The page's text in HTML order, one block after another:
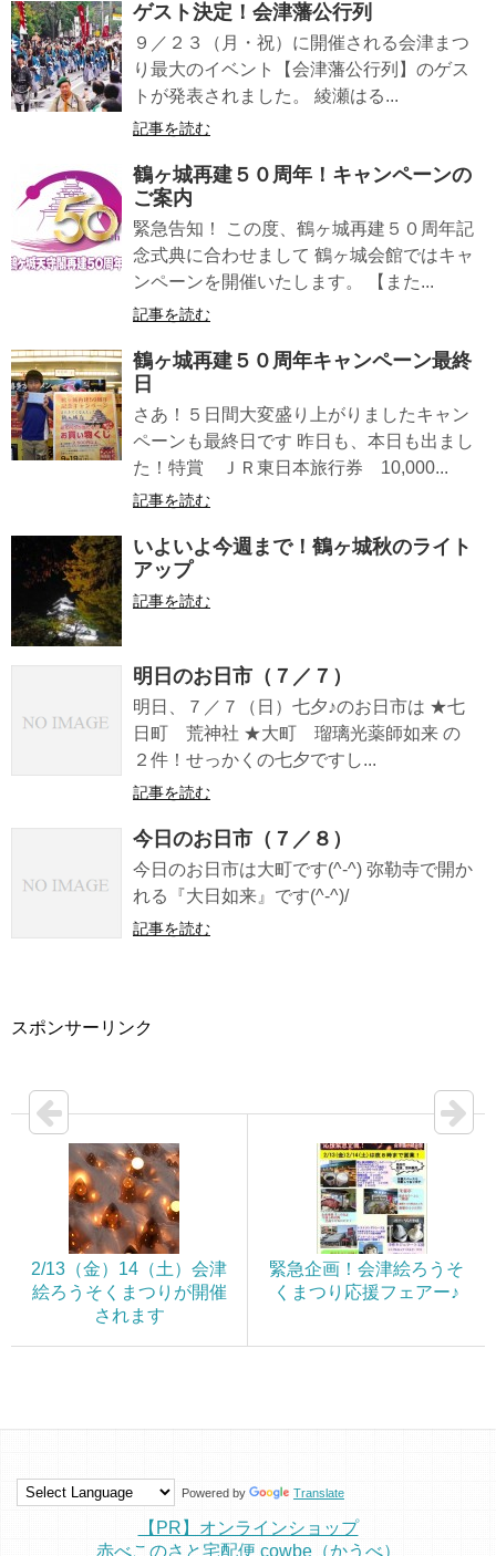
ゲスト決定！会津藩公行列
９／２３（月・祝）に開催される会津まつ
り最大のイベント【会津藩公行列】のゲス
トが発表されました。 綾瀬はる...
記事を読む
鶴ヶ城再建５０周年！キャンペーンの
ご案内
緊急告知！ この度、鶴ヶ城再建５０周年記
念式典に合わせまして 鶴ヶ城会館ではキャ
ンペーンを開催いたします。 【また...
記事を読む
鶴ヶ城再建５０周年キャンペーン最終
日
さあ！５日間大変盛り上がりましたキャン
ペーンも最終日です 昨日も、本日も出まし
た！特賞 ＪＲ東日本旅行券 10,000...
記事を読む
いよいよ今週まで！鶴ヶ城秋のライト
アップ
記事を読む
明日のお日市（７／７）
明日、７／７（日）七夕♪のお日市は ★七
日町 荒神社 ★大町 瑠璃光薬師如来 の
２件！せっかくの七夕ですし...
記事を読む
今日のお日市（７／８）
今日のお日市は大町です(^-^) 弥勒寺で開か
れる『大日如来』です(^-^)/
記事を読む
スポンサーリンク
2/13（金）14（土）会津
絵ろうそくまつりが開催
されます
緊急企画！会津絵ろうそ
くまつり応援フェアー♪
Powered by Translate
【PR】オンラインショップ
赤べこのさと宅配便 cowbe（かうべ）